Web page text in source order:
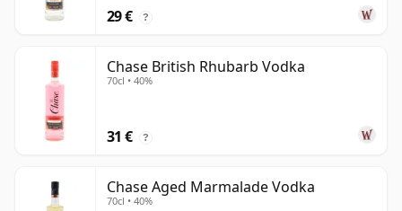
29 € ?
Chase British Rhubarb Vodka
70cl • 40%
31 € ?
Chase Aged Marmalade Vodka
70cl • 40%